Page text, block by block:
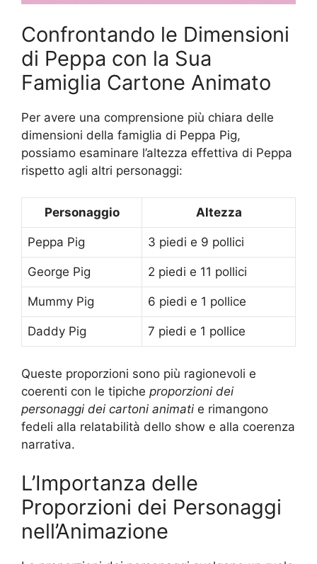
Confrontando le Dimensioni
di Peppa con la Sua
Famiglia Cartone Animato
Per avere una comprensione più chiara delle
dimensioni della famiglia di Peppa Pig,
possiamo esaminare l’altezza effettiva di Peppa
rispetto agli altri personaggi:
Personaggio Altezza
Peppa Pig 3 piedi e 9 pollici
George Pig 2 piedi e 11 pollici
Mummy Pig 6 piedi e 1 pollice
Daddy Pig 7 piedi e 1 pollice
Queste proporzioni sono più ragionevoli e
coerenti con le tipiche proporzioni dei
personaggi dei cartoni animati e rimangono
fedeli alla relatabilità dello show e alla coerenza
narrativa.
L’Importanza delle
Proporzioni dei Personaggi
nell’Animazione